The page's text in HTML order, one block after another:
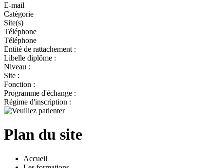
E-mail
Catégorie
Site(s)
Téléphone
Téléphone
Entité de rattachement :
Libelle diplôme :
Niveau :
Site :
Fonction :
Programme d'échange :
Régime d'inscription :
Plan du site
Accueil